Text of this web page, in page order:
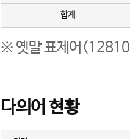
합계
※ 옛말 표제어(12810
다의어 현황